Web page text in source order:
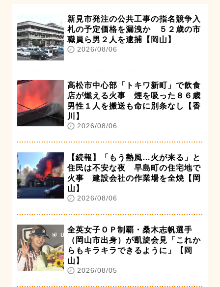
新見市発注の公共工事の指名競争入
札の予定価格を漏洩か ５２歳の市
職員ら男２人を逮捕【岡山】
2026/08/06
高松市中心部「トキワ新町」で飲食
店が燃える火事 煙を吸った８６歳
男性１人を搬送も命に別条なし【香
川】
2026/08/06
【続報】「もう熱風…火が来る」と
住民は不安な夜 早島町の住宅地で
火事 建設会社の作業場を全焼【岡
山】
2026/08/06
全英女子ＯＰ制覇・桑木志帆選手
（岡山市出身）が凱旋会見「これか
らもキラキラできるように」【岡
山】
2026/08/05